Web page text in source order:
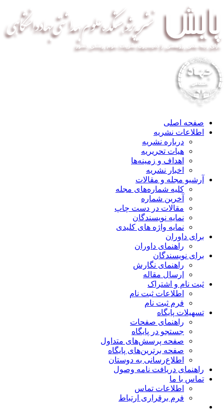
صفحه اصلی
اطلاعات نشریه
درباره نشریه
هیات تحریریه
اهداف و زمینه‌ها
اخبار نشریه
آرشیو مجله و مقالات
کلیه شماره‌های مجله
آخرین شماره
مقالات در دست چاپ
نمایه نویسندگان
نمایه واژه های کلیدی
برای داوران
راهنمای داوران
برای نویسندگان
راهنمای نگارش
ارسال مقاله
ثبت نام و اشتراک
اطلاعات ثبت نام
فرم ثبت نام
تسهیلات پایگاه
راهنمای صفحات
جستجو در پایگاه
صفحه پرسش‌های متداول
صفحه برترین‌های پایگاه
اطلاع‌رسانی به دوستان
راهنمای دریافت نامه وصول
تماس با ما
اطلاعات تماس
فرم برقراری ارتباط